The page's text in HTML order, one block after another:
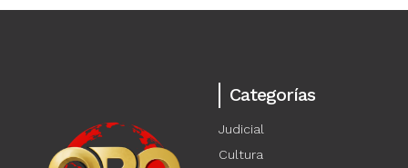
Categorías
Judicial
Cultura